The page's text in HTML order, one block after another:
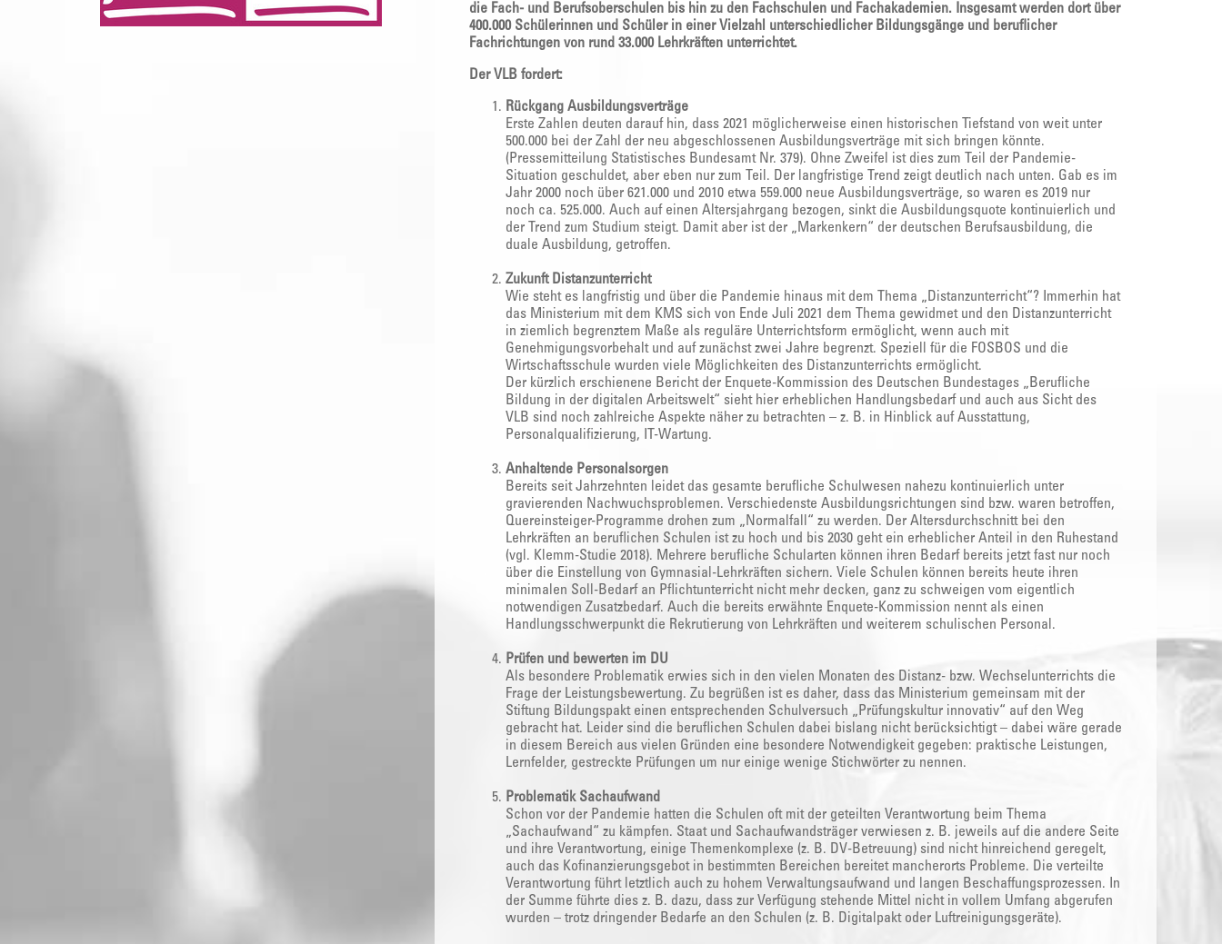
die Fach- und Berufsoberschulen bis hin zu den Fachschulen und Fachakademien. Insgesamt werden dort über
400.000 Schülerinnen und Schüler in einer Vielzahl unterschiedlicher Bildungsgänge und beruflicher
Fachrichtungen von rund 33.000 Lehrkräften unterrichtet.
Der VLB fordert:
Rückgang Ausbildungsverträge
Erste Zahlen deuten darauf hin, dass 2021 möglicherweise einen historischen Tiefstand von weit unter
500.000 bei der Zahl der neu abgeschlossenen Ausbildungsverträge mit sich bringen könnte.
(Pressemitteilung Statistisches Bundesamt Nr. 379). Ohne Zweifel ist dies zum Teil der Pandemie-
Situation geschuldet, aber eben nur zum Teil. Der langfristige Trend zeigt deutlich nach unten. Gab es im
Jahr 2000 noch über 621.000 und 2010 etwa 559.000 neue Ausbildungsverträge, so waren es 2019 nur
noch ca. 525.000. Auch auf einen Altersjahrgang bezogen, sinkt die Ausbildungsquote kontinuierlich und
der Trend zum Studium steigt. Damit aber ist der „Markenkern“ der deutschen Berufsausbildung, die
duale Ausbildung, getroffen.
Zukunft Distanzunterricht
Wie steht es langfristig und über die Pandemie hinaus mit dem Thema „Distanzunterricht“? Immerhin hat
das Ministerium mit dem KMS sich von Ende Juli 2021 dem Thema gewidmet und den Distanzunterricht
in ziemlich begrenztem Maße als reguläre Unterrichtsform ermöglicht, wenn auch mit
Genehmigungsvorbehalt und auf zunächst zwei Jahre begrenzt. Speziell für die FOSBOS und die
Wirtschaftsschule wurden viele Möglichkeiten des Distanzunterrichts ermöglicht.
Der kürzlich erschienene Bericht der Enquete-Kommission des Deutschen Bundestages „Berufliche
Bildung in der digitalen Arbeitswelt“ sieht hier erheblichen Handlungsbedarf und auch aus Sicht des
VLB sind noch zahlreiche Aspekte näher zu betrachten – z. B. in Hinblick auf Ausstattung,
Personalqualifizierung, IT-Wartung.
Anhaltende Personalsorgen
Bereits seit Jahrzehnten leidet das gesamte berufliche Schulwesen nahezu kontinuierlich unter
gravierenden Nachwuchsproblemen. Verschiedenste Ausbildungsrichtungen sind bzw. waren betroffen,
Quereinsteiger-Programme drohen zum „Normalfall“ zu werden. Der Altersdurchschnitt bei den
Lehrkräften an beruflichen Schulen ist zu hoch und bis 2030 geht ein erheblicher Anteil in den Ruhestand
(vgl. Klemm-Studie 2018). Mehrere berufliche Schularten können ihren Bedarf bereits jetzt fast nur noch
über die Einstellung von Gymnasial-Lehrkräften sichern. Viele Schulen können bereits heute ihren
minimalen Soll-Bedarf an Pflichtunterricht nicht mehr decken, ganz zu schweigen vom eigentlich
notwendigen Zusatzbedarf. Auch die bereits erwähnte Enquete-Kommission nennt als einen
Handlungsschwerpunkt die Rekrutierung von Lehrkräften und weiterem schulischen Personal.
Prüfen und bewerten im DU
Als besondere Problematik erwies sich in den vielen Monaten des Distanz- bzw. Wechselunterrichts die
Frage der Leistungsbewertung. Zu begrüßen ist es daher, dass das Ministerium gemeinsam mit der
Stiftung Bildungspakt einen entsprechenden Schulversuch „Prüfungskultur innovativ“ auf den Weg
gebracht hat. Leider sind die beruflichen Schulen dabei bislang nicht berücksichtigt – dabei wäre gerade
in diesem Bereich aus vielen Gründen eine besondere Notwendigkeit gegeben: praktische Leistungen,
Lernfelder, gestreckte Prüfungen um nur einige wenige Stichwörter zu nennen.
Problematik Sachaufwand
Schon vor der Pandemie hatten die Schulen oft mit der geteilten Verantwortung beim Thema
„Sachaufwand“ zu kämpfen. Staat und Sachaufwandsträger verwiesen z. B. jeweils auf die andere Seite
und ihre Verantwortung, einige Themenkomplexe (z. B. DV-Betreuung) sind nicht hinreichend geregelt,
auch das Kofinanzierungsgebot in bestimmten Bereichen bereitet mancherorts Probleme. Die verteilte
Verantwortung führt letztlich auch zu hohem Verwaltungsaufwand und langen Beschaffungsprozessen. In
der Summe führte dies z. B. dazu, dass zur Verfügung stehende Mittel nicht in vollem Umfang abgerufen
wurden – trotz dringender Bedarfe an den Schulen (z. B. Digitalpakt oder Luftreinigungsgeräte).